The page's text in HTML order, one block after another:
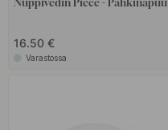
Nuppivedin Piece - Pähkinäpuu
16.50 €
Varastossa